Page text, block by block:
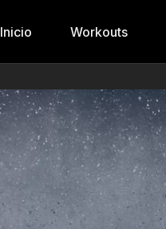
Inicio Workouts